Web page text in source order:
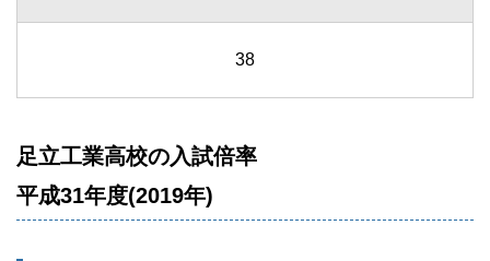
38
足立工業高校の入試倍率
平成31年度(2019年)